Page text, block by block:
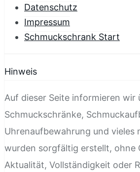
Datenschutz
Impressum
Schmuckschrank Start
Hinweis
Auf dieser Seite informieren wir
Schmuckschränke,
Uhrenaufbewahrung und vieles
wurden sorgfältig erstellt, ohne
Aktualität, Vollständigkeit oder